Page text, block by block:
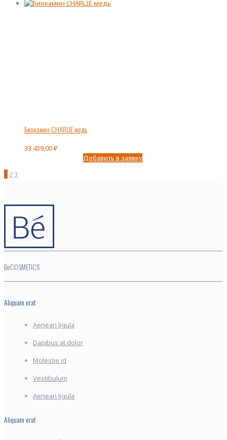
Биокамин CHARLIE медь
33 439,00₽
Добавить в заявку
1 23
BeCOSMETICS
Aliquam erat
Aenean ligula
Dapibus at dolor
Molestie id
Vestibulum
Aenean ligula
Aliquam erat